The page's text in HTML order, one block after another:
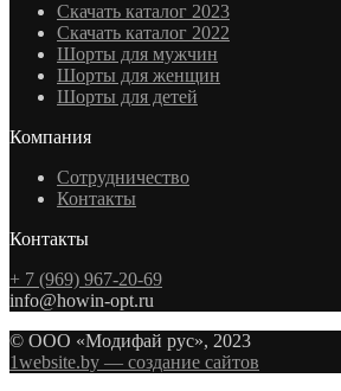
Скачать каталог 2023
Скачать каталог 2022
Шорты для мужчин
Шорты для женщин
Шорты для детей
Компания
Сотрудничество
Контакты
Контакты
+ 7 (969) 967-20-69
info@howin-opt.ru
© ООО «Модифай рус», 2023
1website.by — создание сайтов